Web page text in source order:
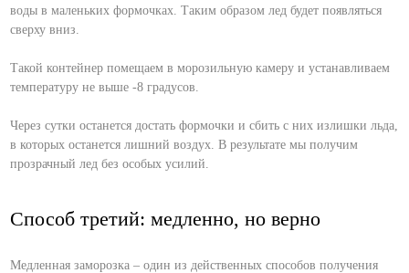
воды в маленьких формочках. Таким образом лед будет появляться
сверху вниз.
Такой контейнер помещаем в морозильную камеру и устанавливаем
температуру не выше -8 градусов.
Через сутки останется достать формочки и сбить с них излишки льда,
в которых останется лишний воздух. В результате мы получим
прозрачный лед без особых усилий.
Способ третий: медленно, но верно
Медленная заморозка – один из действенных способов получения